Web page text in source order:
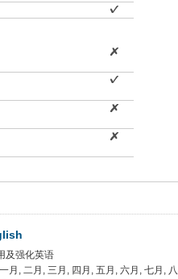
及强化英语
月, 二月, 三月, 四月, 五月, 六月, 七月, 八